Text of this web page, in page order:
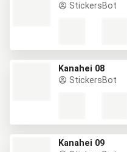
StickersBot
Kanahei 08
StickersBot
Kanahei 09